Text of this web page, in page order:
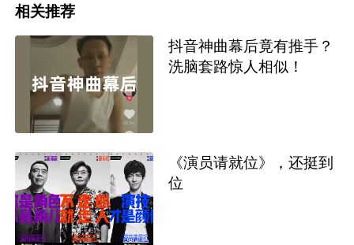
相关推荐
抖音神曲幕后竟有推手？
洗脑套路惊人相似！
《演员请就位》，还挺到
位